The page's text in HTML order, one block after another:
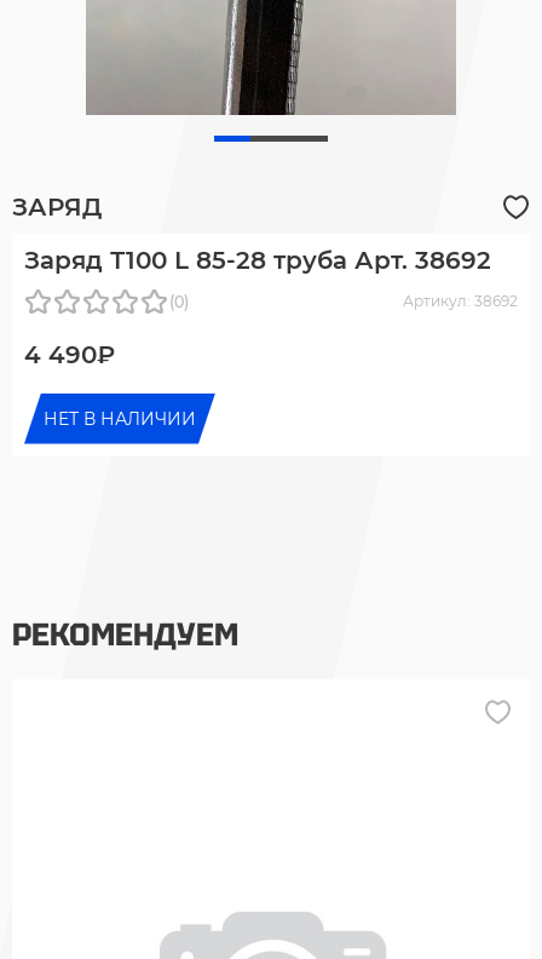
ЗАРЯД
Заряд Т100 L 85-28 труба Арт. 38692
(0) Артикул: 38692
4 490₽
НЕТ В НАЛИЧИИ
РЕКОМЕНДУЕМ